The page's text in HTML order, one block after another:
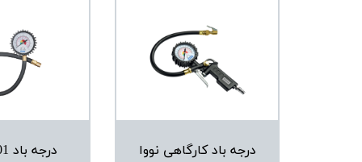
درجه باد کارگاهی نووا درجه باد 2701 نووا